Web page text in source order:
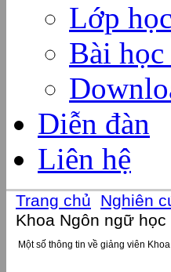
Lớp
Bài
Diễn đàn
Liên hệ
Trang chủ Nghiên
Khoa Ngôn ngữ học
Một số thông tin về giảng viên